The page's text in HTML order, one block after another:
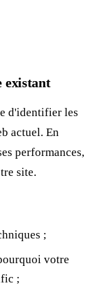
existant
d'identifier les
actuel. En
performances,
site.
;
votre
;